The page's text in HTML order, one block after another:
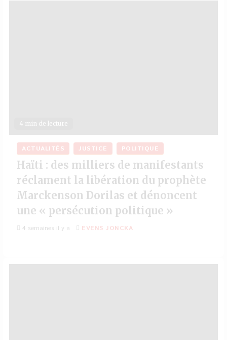
4 min de lecture
ACTUALITÉS JUSTICE POLITIQUE
Haïti : des milliers de manifestants
réclament la libération du prophète
Marckenson Dorilas et dénoncent
une « persécution politique »
4 semaines il y a EVENS JONCKA